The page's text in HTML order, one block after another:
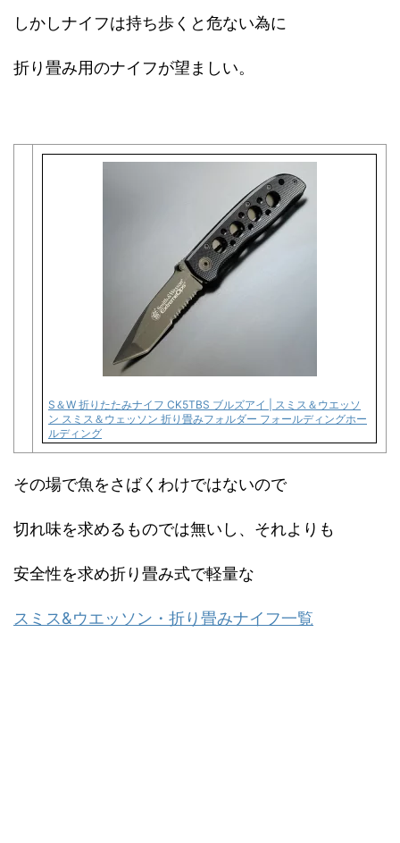
しかしナイフは持ち歩くと危ない為に
折り畳み用のナイフが望ましい。
S＆W 折りたたみナイフ CK5TBS ブルズアイ | スミス＆ウエッソ
ン スミス＆ウェッソン 折り畳みフォルダー フォールディングホー
ルディング
その場で魚をさばくわけではないので
切れ味を求めるものでは無いし、それよりも
安全性を求め折り畳み式で軽量な
スミス&ウエッソン・折り畳みナイフ一覧